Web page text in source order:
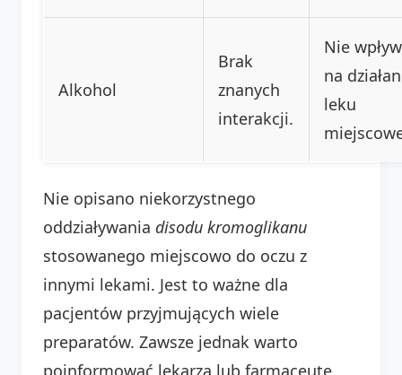
Alkohol
Brak
znanych
interakcji.
Nie
na
leku
Nie opisano niekorzystnego
oddziaływania disodu kromoglikanu
stosowanego miejscowo do oczu z
innymi lekami. Jest to ważne dla
pacjentów przyjmujących wiele
preparatów. Zawsze jednak warto
poinformować lekarza lub farmaceutę.